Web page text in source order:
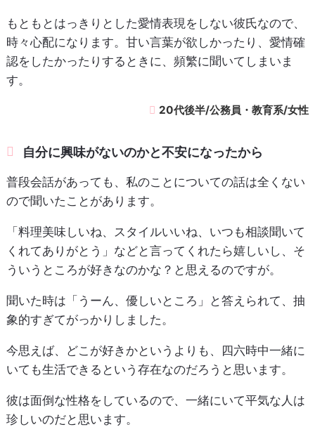
もともとはっきりとした愛情表現をしない彼氏なので、
時々心配になります。甘い言葉が欲しかったり、愛情確
認をしたかったりするときに、頻繁に聞いてしまいま
す。
20代後半/公務員・教育系/女性
自分に興味がないのかと不安になったから
普段会話があっても、私のことについての話は全くない
ので聞いたことがあります。
「料理美味しいね、スタイルいいね、いつも相談聞いて
くれてありがとう」などと言ってくれたら嬉しいし、そ
ういうところが好きなのかな？と思えるのですが。
聞いた時は「うーん、優しいところ」と答えられて、抽
象的すぎてがっかりしました。
今思えば、どこが好きかというよりも、四六時中一緒に
いても生活できるという存在なのだろうと思います。
彼は面倒な性格をしているので、一緒にいて平気な人は
珍しいのだと思います。